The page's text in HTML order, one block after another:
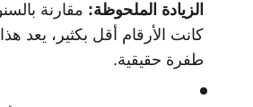
الزيادة الملحوظة:مقارنة
كانت الأرقام أقل بكثير، يعد هذا
طفرة حقيقية.